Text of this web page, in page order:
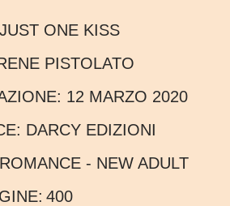
JUST ONE KISS
PISTOLATO
12 MARZO 2020
DARCY EDIZIONI
- NEW ADULT
400